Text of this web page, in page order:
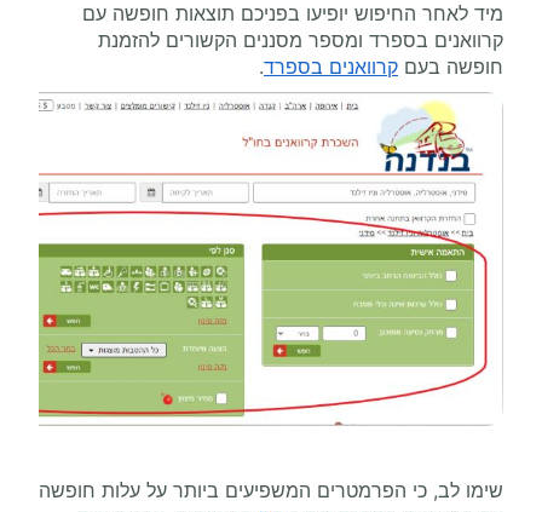
מיד לאחר החיפוש יופיעו בפניכם תוצאות חופשה עם
קרוואנים בספרד ומספר מסננים הקשורים להזמנת
חופשה בעם קרוואנים בספרד.
שימו לב, כי הפרמטרים המשפיעים ביותר על עלות חופשה